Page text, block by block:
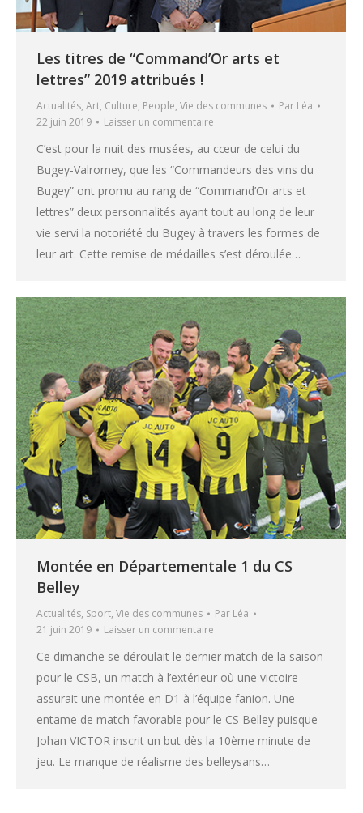
Les titres de “Command’Or arts et
lettres” 2019 attribués !
Actualités, Art, Culture, People, Vie des communes Par Léa
22 juin 2019
Laisser un commentaire
C’est pour la nuit des musées, au cœur de celui du
Bugey-Valromey, que les “Commandeurs des vins du
Bugey” ont promu au rang de “Command’Or arts et
lettres” deux personnalités ayant tout au long de leur
vie servi la notoriété du Bugey à travers les formes de
leur art. Cette remise de médailles s’est déroulée…
Montée en Départementale 1 du CS
Belley
Actualités, Sport, Vie des communes Par Léa
21 juin 2019
Laisser un commentaire
Ce dimanche se déroulait le dernier match de la saison
pour le CSB, un match à l’extérieur où une victoire
assurait une montée en D1 à l’équipe fanion. Une
entame de match favorable pour le CS Belley puisque
Johan VICTOR inscrit un but dès la 10ème minute de
jeu. Le manque de réalisme des belleysans…